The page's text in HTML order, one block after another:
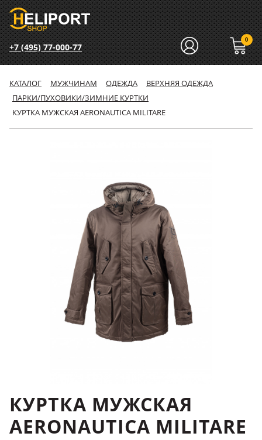
+7 (495) 77-000-77
0
КАТАЛОГ МУЖЧИНАМ ОДЕЖДА
ВЕРХНЯЯ ОДЕЖДА
ПАРКИ/ПУХОВИКИ/ЗИМНИЕ КУРТКИ
КУРТКА МУЖСКАЯ AERONAUTICA MILITARE
КУРТКА МУЖСКАЯ
AERONAUTICA MILITARE